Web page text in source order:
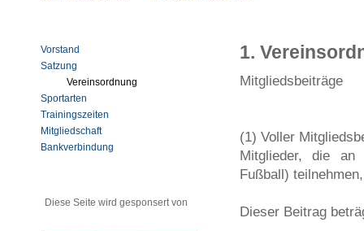
Vorstand
Satzung
Vereinsordnung
Sportarten
Trainingszeiten
Mitgliedschaft
Bankverbindung
Diese Seite wird gesponsert von
1.
Mitgliedsbeiträge
(1) Voller
Mitglieder, die an
Fußball)
Dieser Beitrag